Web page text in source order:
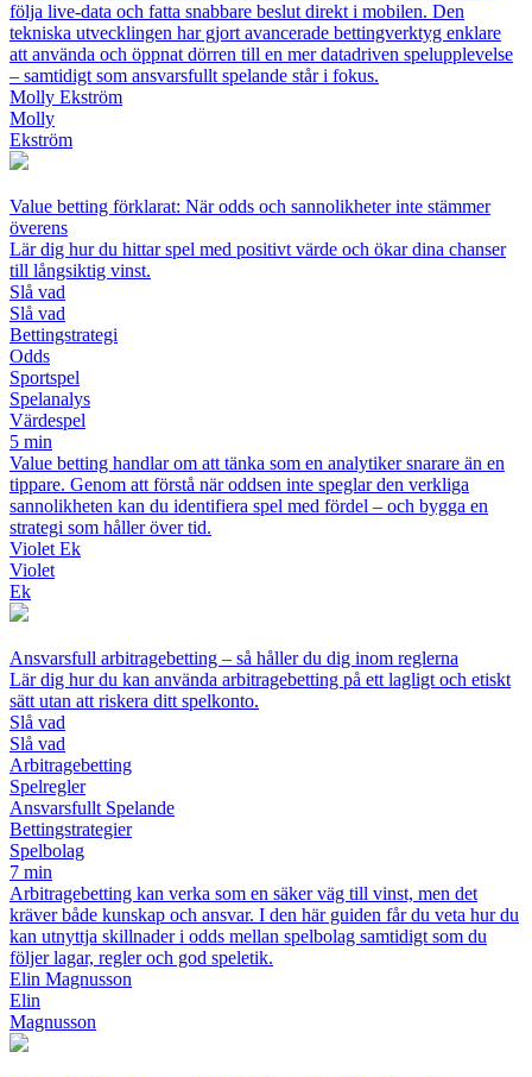
följa live-data och fatta snabbare beslut direkt i mobilen. Den
tekniska utvecklingen har gjort avancerade bettingverktyg enklare
att använda och öppnat dörren till en mer datadriven spelupplevelse
– samtidigt som ansvarsfullt spelande står i fokus.
Molly Ekström
Molly
Ekström
Value betting förklarat: När odds och sannolikheter inte stämmer
överens
Lär dig hur du hittar spel med positivt värde och ökar dina chanser
till långsiktig vinst.
Slå vad
Slå vad
Bettingstrategi
Odds
Sportspel
Spelanalys
Värdespel
5 min
Value betting handlar om att tänka som en analytiker snarare än en
tippare. Genom att förstå när oddsen inte speglar den verkliga
sannolikheten kan du identifiera spel med fördel – och bygga en
strategi som håller över tid.
Violet Ek
Violet
Ek
Ansvarsfull arbitragebetting – så håller du dig inom reglerna
Lär dig hur du kan använda arbitragebetting på ett lagligt och etiskt
sätt utan att riskera ditt spelkonto.
Slå vad
Slå vad
Arbitragebetting
Spelregler
Ansvarsfullt Spelande
Bettingstrategier
Spelbolag
7 min
Arbitragebetting kan verka som en säker väg till vinst, men det
kräver både kunskap och ansvar. I den här guiden får du veta hur du
kan utnyttja skillnader i odds mellan spelbolag samtidigt som du
följer lagar, regler och god speletik.
Elin Magnusson
Elin
Magnusson